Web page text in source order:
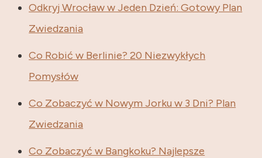
Odkryj Wrocław w Jeden Dzień: Gotowy Plan
Zwiedzania
Co Robić w Berlinie? 20 Niezwykłych
Pomysłów
Co Zobaczyć w Nowym Jorku w 3 Dni? Plan
Zwiedzania
Co Zobaczyć w Bangkoku? Najlepsze